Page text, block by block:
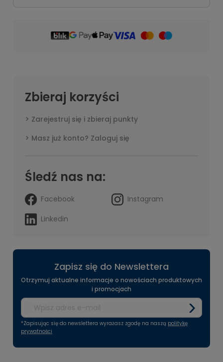
Zbieraj korzyści
Zarejestruj się i zbieraj punkty
Masz już konto? Zaloguj się
Śledź nas na:
Facebook
Instagram
Linkedin
Zapisz się do Newslettera
Otrzymuj aktualne informacje o nowościach produktowych
i promocjach
*Zapisując się do newslettera wyrażasz zgodę na naszą politykę
prywatności